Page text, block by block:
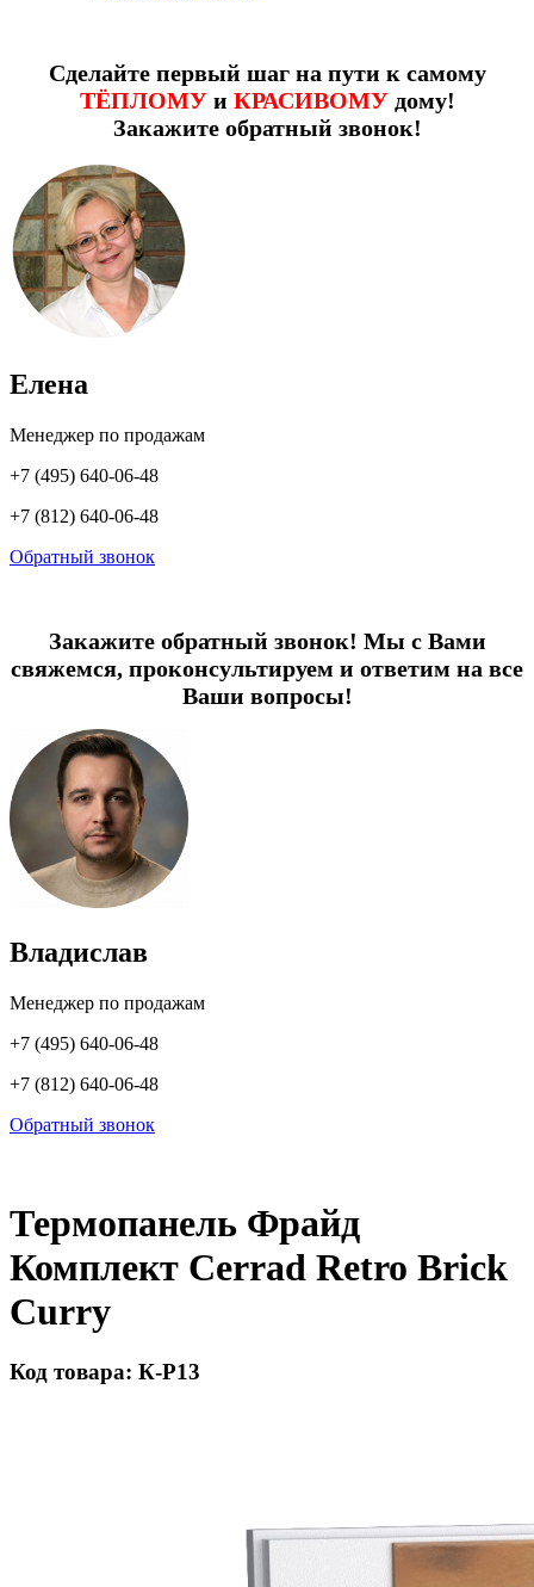
Сделайте первый шаг на пути к самому
ТЁПЛОМУи КРАСИВОМУдому!
Закажите обратный звонок!
Елена
Менеджер по продажам
+7 (495) 640-06-48
+7 (812) 640-06-48
Обратный звонок
Закажите обратный звонок! Мы с Вами
свяжемся, проконсультируем и ответим на все
Ваши вопросы!
Владислав
Менеджер по продажам
+7 (495) 640-06-48
+7 (812) 640-06-48
Обратный звонок
Термопанель Фрайд
Комплект Cerrad Retro Brick
Curry
Код товара: К-Р13